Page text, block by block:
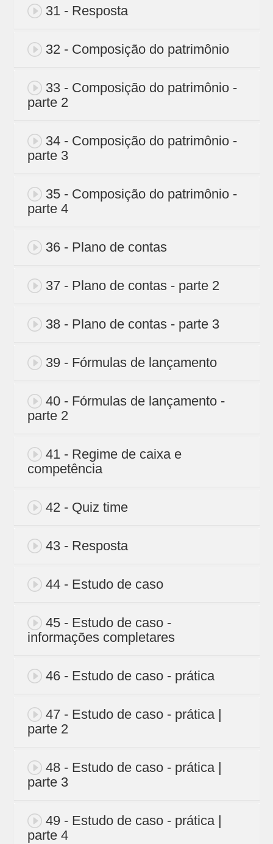
31 - Resposta
32 - Composição do patrimônio
33 - Composição do patrimônio -
parte 2
34 - Composição do patrimônio -
parte 3
35 - Composição do patrimônio -
parte 4
36 - Plano de contas
37 - Plano de contas - parte 2
38 - Plano de contas - parte 3
39 - Fórmulas de lançamento
40 - Fórmulas de lançamento -
parte 2
41 - Regime de caixa e
competência
42 - Quiz time
43 - Resposta
44 - Estudo de caso
45 - Estudo de caso -
informações completares
46 - Estudo de caso - prática
47 - Estudo de caso - prática |
parte 2
48 - Estudo de caso - prática |
parte 3
49 - Estudo de caso - prática |
parte 4